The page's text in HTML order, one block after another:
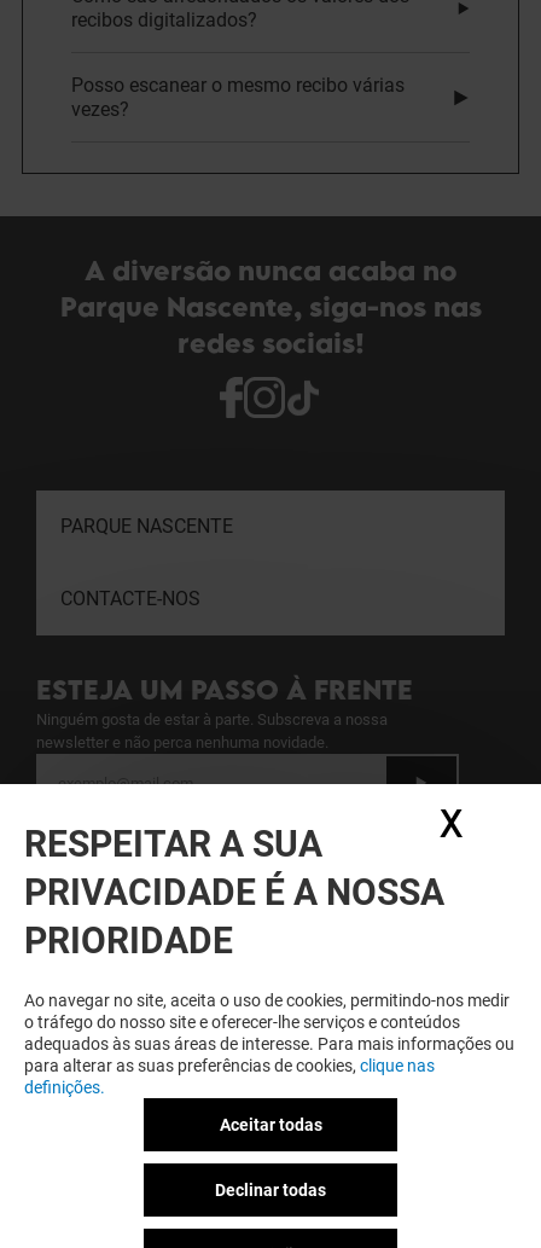
recibos digitalizados?
Posso escanear o mesmo recibo várias
vezes?
A diversão nunca acaba no
Parque Nascente, siga-nos nas
redes sociais!
PARQUE NASCENTE
CONTACTE-NOS
ESTEJA UM PASSO À FRENTE
Ninguém gosta de estar à parte. Subscreva a nossa
newsletter e não perca nenhuma novidade.
dados pessoais
GANHE SEMPRE POR SER MEMBRO
Seja membro do PARQUE NASCENTE para
parceiros.
Termos e Condições de Utilização
Política de Privacidade
Política Energética e Ambiental
RESPEITAR A SUA
PRIVACIDADE É A NOSSA
PRIORIDADE
Ao navegar no site, aceita o uso de cookies, permitindo-nos medir
o tráfego do nosso site e oferecer-lhe serviços e conteúdos
adequados às suas áreas de interesse. Para mais informações ou
para alterar as suas preferências de cookies, clique nas
definições.
Aceitar todas
Declinar todas
X